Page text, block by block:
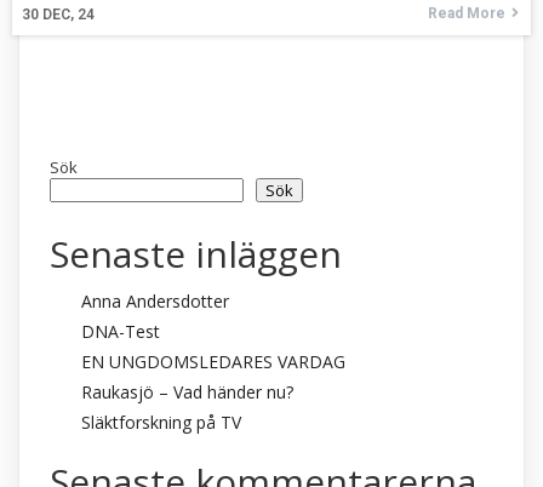
30 DEC, 24 Read More
Sök
Sök
Senaste inläggen
Anna Andersdotter
DNA-Test
EN UNGDOMSLEDARES VARDAG
Raukasjö – Vad händer nu?
Släktforskning på TV